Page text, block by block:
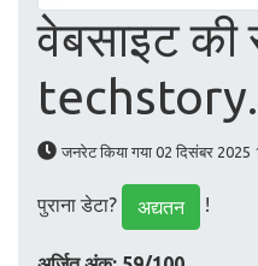
वेबसाइट की
जनरेट किया गया 02 दिसंबर 2025
पुराना डेटा? अद्यतन !